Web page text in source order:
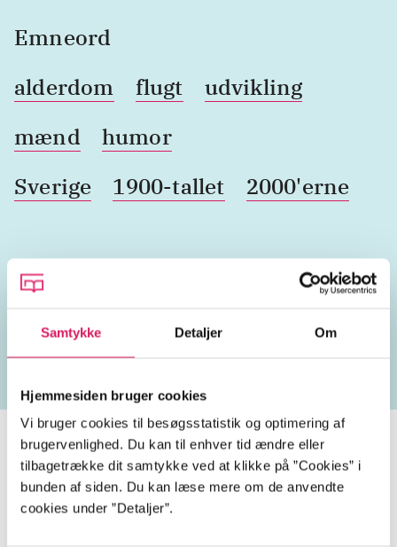
Samtykke Detaljer Om
Hjemmesiden bruger cookies
Vi bruger cookies til besøgsstatistik og optimering af
brugervenlighed. Du kan til enhver tid ændre eller
tilbagetrække dit samtykke ved at klikke på ”Cookies” i
bunden af siden. Du kan læse mere om de anvendte
cookies under ”Detaljer”.
Emneord
alderdom
flugt
udvikling
mænd
humor
Sverige
1900-tallet 2000'erne
Lignende emneord
ældre jødeforfølgelse parforhold flygtninge
Den hundredårige der kravlede ud
ad vinduet og forsvandt